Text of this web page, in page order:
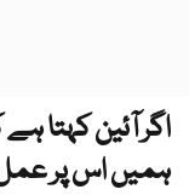
ہمیں اس پر